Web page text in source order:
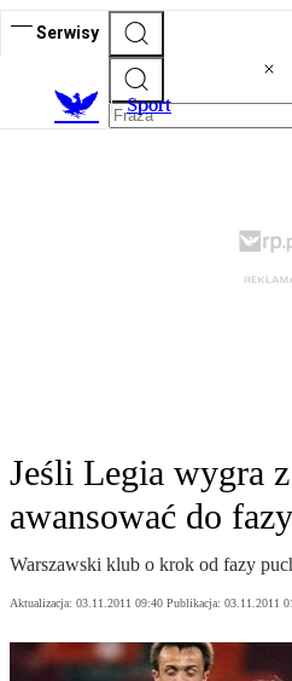
Serwisy
Sport
Jeśli Legia wygra
awansować do
Warszawski klub o krok od fazy
Aktualizacja: 03.11.2011 09:40 Publikacja: 03.11.2011